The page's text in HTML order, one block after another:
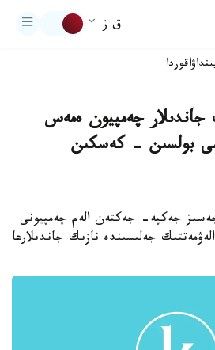
ق ز
اقوردا
جاندىلار چەمپيون ەمەس
بولسىن - كەسكىن
جەكپە- جەكتەن الەم چەمپيونى
ارداق نازاروۆ instagram الەۋمەتتىك جەلىسىندە نازىك جاندىلارعا